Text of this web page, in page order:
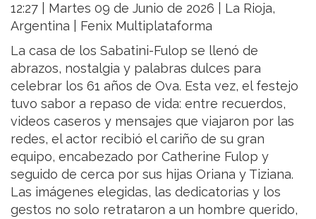
12:27 | Martes 09 de Junio de 2026 | La Rioja,
Argentina | Fenix Multiplataforma
La casa de los Sabatini-Fulop se llenó de
abrazos, nostalgia y palabras dulces para
celebrar los 61 años de Ova. Esta vez, el festejo
tuvo sabor a repaso de vida: entre recuerdos,
videos caseros y mensajes que viajaron por las
redes, el actor recibió el cariño de su gran
equipo, encabezado por Catherine Fulop y
seguido de cerca por sus hijas Oriana y Tiziana.
Las imágenes elegidas, las dedicatorias y los
gestos no solo retrataron a un hombre querido,